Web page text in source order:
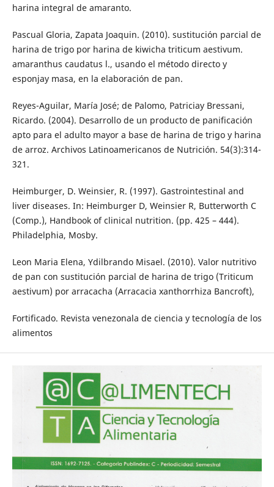
harina integral de amaranto.
Pascual Gloria, Zapata Joaquin. (2010). sustitución parcial de
harina de trigo por harina de kiwicha triticum aestivum.
amaranthus caudatus l., usando el método directo y
esponjay masa, en la elaboración de pan.
Reyes-Aguilar, María José; de Palomo, Patriciay Bressani,
Ricardo. (2004). Desarrollo de un producto de panificación
apto para el adulto mayor a base de harina de trigo y harina
de arroz. Archivos Latinoamericanos de Nutrición. 54(3):314-
321.
Heimburger, D. Weinsier, R. (1997). Gastrointestinal and
liver diseases. In: Heimburger D, Weinsier R, Butterworth C
(Comp.), Handbook of clinical nutrition. (pp. 425 – 444).
Philadelphia, Mosby.
Leon Maria Elena, Ydilbrando Misael. (2010). Valor nutritivo
de pan con sustitución parcial de harina de trigo (Triticum
aestivum) por arracacha (Arracacia xanthorrhiza Bancroft),
Fortificado. Revista venezonala de ciencia y tecnología de los
alimentos